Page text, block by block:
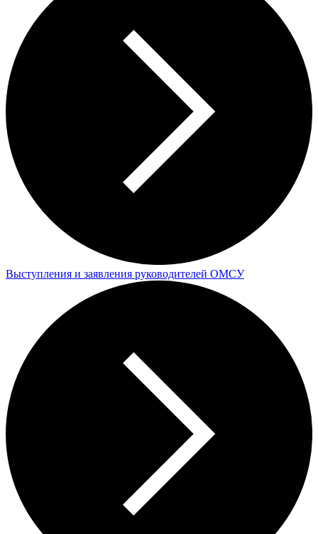
Выступления и заявления руководителей ОМСУ